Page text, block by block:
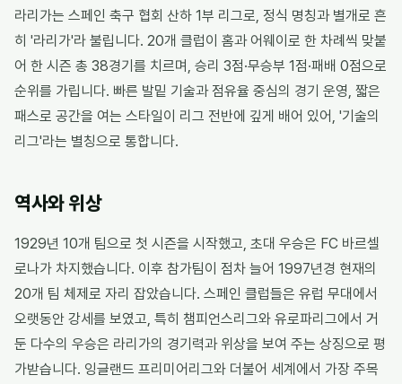
라리가는 스페인 축구 협회 산하 1부 리그로, 정식 명칭과 별개로 흔
히 '라리가'라 불립니다. 20개 클럽이 홈과 어웨이로 한 차례씩 맞붙
어 한 시즌 총 38경기를 치르며, 승리 3점·무승부 1점·패배 0점으로
순위를 가립니다. 빠른 발밑 기술과 점유율 중심의 경기 운영, 짧은
패스로 공간을 여는 스타일이 리그 전반에 깊게 배어 있어, '기술의
리그'라는 별칭으로 통합니다.
역사와 위상
1929년 10개 팀으로 첫 시즌을 시작했고, 초대 우승은 FC 바르셀
로나가 차지했습니다. 이후 참가팀이 점차 늘어 1997년경 현재의
20개 팀 체제로 자리 잡았습니다. 스페인 클럽들은 유럽 무대에서
오랫동안 강세를 보였고, 특히 챔피언스리그와 유로파리그에서 거
둔 다수의 우승은 라리가의 경기력과 위상을 보여 주는 상징으로 평
가받습니다. 잉글랜드 프리미어리그와 더불어 세계에서 가장 주목